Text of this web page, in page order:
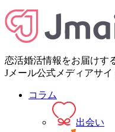
恋活婚活情報をお届けす
Jメール公式メディアサイ
コラム
出会い